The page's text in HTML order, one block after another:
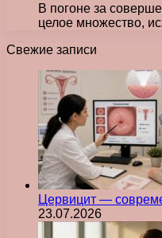
В погоне за
целое множество,
Свежие записи
Цервицит —
23.07.2026